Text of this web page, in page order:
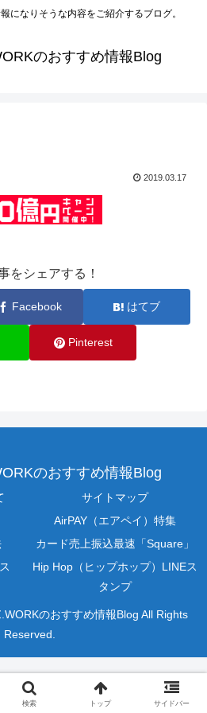
になりそうな内容をご紹介するブログ。
のおすすめ情報Blog
2019.03.17
をシェアする！
Facebook はてブ
Pinterest
のおすすめ情報Blog
サイトマップ
AirPAY（エアペイ）特集
カード売上振込最速「Square」
Hip Hop（ヒップホップ）LINEス
タンプ
のおすすめ情報Blog All Rights
Reserved.
検索 トップ サイドバー